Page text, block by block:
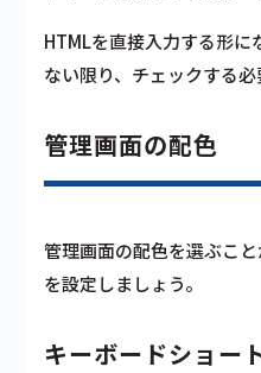
HTMLを直接入力する形に
ない限り、チェックする
管理画面の配色
管理画面の配色を選ぶこ
を設定しましょう。
キーボードショー